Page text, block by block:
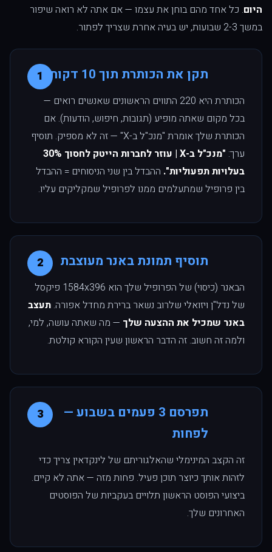
היום. כל אחד מהם בוחן את עצמו — אם אתה לא רואה שיפור
במשך 2-3 שבועות, יש בעיה אחרת שצריך לפתור.
1 תקן את הכותרת תוך 10 דקות
הכותרת היא 220 התווים הראשונים שאנשים רואים —
בכל מקום שאתה מופיע (תגובות, חיפוש, הודעות). אם
הכותרת שלך אומרת "מנכ"ל ב-X" — זה לא מספיק. תוסיף
ערך:
"מנכ"ל ב-X | עוזר לחברות הייטק לחסוך 30%
בעלויות תפעוליות". ההבדל בין שני הניסוחים = ההבדל
בין פרופיל שמתעלמים ממנו לפרופיל שמקליקים עליו.
2 תוסיף תמונת באנר מעוצבת
הבאנר (כיסוי) של הפרופיל שלך הוא 1584x396 פיקסל
של נדל"ן ויזואלי שלרוב נשאר ברירת מחדל אפורה. תעצב
באנר שמכיל את ההצעה שלך — מה שאתה עושה, למי,
ולמה זה חשוב. זה הדבר הראשון שעין הקורא קולטת.
3
תפרסם 3 פעמים בשבוע —
לפחות
זה הקצב המינימלי שהאלגוריתם של לינקדאין צריך כדי
לזהות אותך כיוצר תוכן פעיל. פחות מזה — אתה לא קיים.
ביצועי הפוסט הראשון תלויים בעקביות של הפוסטים
האחרונים שלך.